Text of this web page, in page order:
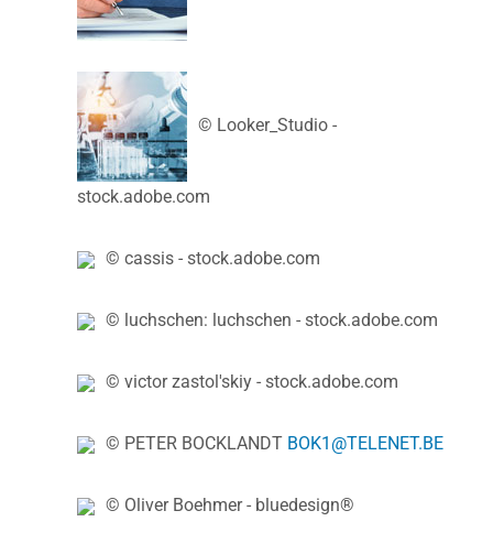
© Looker_Studio -
stock.adobe.com
© cassis - stock.adobe.com
© luchschen: luchschen - stock.adobe.com
© victor zastol'skiy - stock.adobe.com
© PETER BOCKLANDT BOK1@TELENET.BE
© Oliver Boehmer - bluedesign®